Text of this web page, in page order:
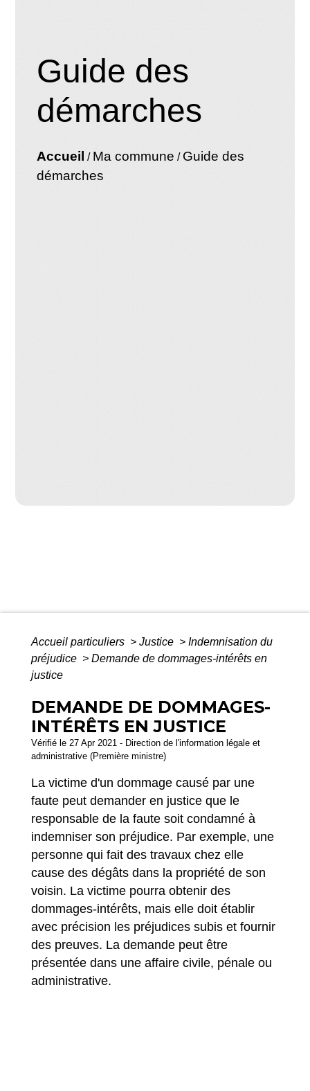
Guide des
démarches
Accueil / Ma commune / Guide des
démarches
Accueil particuliers > Justice > Indemnisation du
préjudice > Demande de dommages-intérêts en
justice
DEMANDE DE DOMMAGES-
INTÉRÊTS EN JUSTICE
Vérifié le 27 Apr 2021 - Direction de l'information légale et
administrative (Première ministre)
La victime d'un dommage causé par une
faute peut demander en justice que le
responsable de la faute soit condamné à
indemniser son préjudice. Par exemple, une
personne qui fait des travaux chez elle
cause des dégâts dans la propriété de son
voisin. La victime pourra obtenir des
dommages-intérêts, mais elle doit établir
avec précision les préjudices subis et fournir
des preuves. La demande peut être
présentée dans une affaire civile, pénale ou
administrative.